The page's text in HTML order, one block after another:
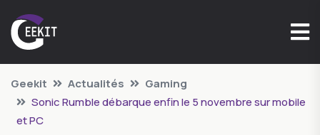
Geekit Actualités
Gaming
Sonic Rumble débarque enfin le 5 novembre sur mobile
et PC